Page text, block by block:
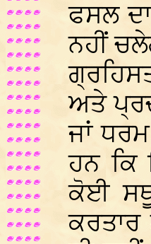
ਫਸਲ
ਨਹੀਂ
ਅਤੇ
ਜਾਂ
ਹਨ ਕਿ
ਕੋਈ
ਕਰਤਾਰ